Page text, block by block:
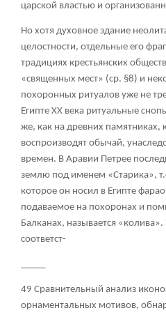
царской властью и
Но хотя духовное здание
целостности, отдельные его
традициях крестьянских
«священных мест» (ср. §8) и
похоронных ритуалов уже не
Египте XX века ритуальные
же, как на древних памятниках,
воспроизводят обычай,
времен. В Аравии Петрее
землю под именем «Старика»,
которое он носил в Египте
подаваемое на похоронах и
Балканах, называется
соответст-
49 Сравнительный анализ
орнаментальных мотивов,